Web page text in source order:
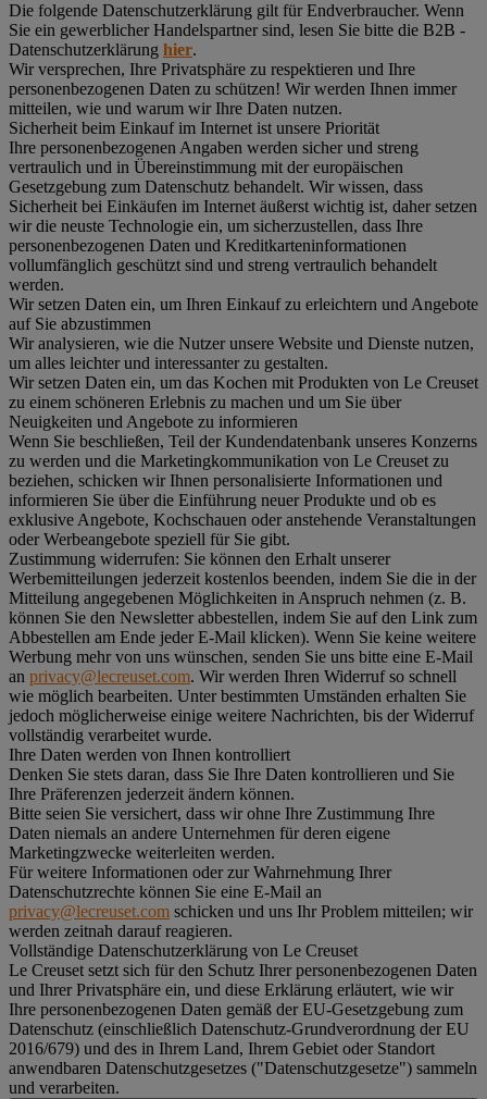
Die folgende Datenschutzerklärung gilt für Endverbraucher. Wenn
Sie ein gewerblicher Handelspartner sind, lesen Sie bitte die B2B -
Datenschutzerklärung hier.
Wir versprechen, Ihre Privatsphäre zu respektieren und Ihre
personenbezogenen Daten zu schützen! Wir werden Ihnen immer
mitteilen, wie und warum wir Ihre Daten nutzen.
Sicherheit beim Einkauf im Internet ist unsere Priorität
Ihre personenbezogenen Angaben werden sicher und streng
vertraulich und in Übereinstimmung mit der europäischen
Gesetzgebung zum Datenschutz behandelt. Wir wissen, dass
Sicherheit bei Einkäufen im Internet äußerst wichtig ist, daher setzen
wir die neuste Technologie ein, um sicherzustellen, dass Ihre
personenbezogenen Daten und Kreditkarteninformationen
vollumfänglich geschützt sind und streng vertraulich behandelt
werden.
Wir setzen Daten ein, um Ihren Einkauf zu erleichtern und Angebote
auf Sie abzustimmen
Wir analysieren, wie die Nutzer unsere Website und Dienste nutzen,
um alles leichter und interessanter zu gestalten.
Wir setzen Daten ein, um das Kochen mit Produkten von Le Creuset
zu einem schöneren Erlebnis zu machen und um Sie über
Neuigkeiten und Angebote zu informieren
Wenn Sie beschließen, Teil der Kundendatenbank unseres Konzerns
zu werden und die Marketingkommunikation von Le Creuset zu
beziehen, schicken wir Ihnen personalisierte Informationen und
informieren Sie über die Einführung neuer Produkte und ob es
exklusive Angebote, Kochschauen oder anstehende Veranstaltungen
oder Werbeangebote speziell für Sie gibt.
Zustimmung widerrufen: Sie können den Erhalt unserer
Werbemitteilungen jederzeit kostenlos beenden, indem Sie die in der
Mitteilung angegebenen Möglichkeiten in Anspruch nehmen (z. B.
können Sie den Newsletter abbestellen, indem Sie auf den Link zum
Abbestellen am Ende jeder E-Mail klicken). Wenn Sie keine weitere
Werbung mehr von uns wünschen, senden Sie uns bitte eine E-Mail
an privacy@lecreuset.com. Wir werden Ihren Widerruf so schnell
wie möglich bearbeiten. Unter bestimmten Umständen erhalten Sie
jedoch möglicherweise einige weitere Nachrichten, bis der Widerruf
vollständig verarbeitet wurde.
Ihre Daten werden von Ihnen kontrolliert
Denken Sie stets daran, dass Sie Ihre Daten kontrollieren und Sie
Ihre Präferenzen jederzeit ändern können.
Bitte seien Sie versichert, dass wir ohne Ihre Zustimmung Ihre
Daten niemals an andere Unternehmen für deren eigene
Marketingzwecke weiterleiten werden.
Für weitere Informationen oder zur Wahrnehmung Ihrer
Datenschutzrechte können Sie eine E-Mail an
privacy@lecreuset.com schicken und uns Ihr Problem mitteilen; wir
werden zeitnah darauf reagieren.
Vollständige Datenschutzerklärung von Le Creuset
Le Creuset setzt sich für den Schutz Ihrer personenbezogenen Daten
und Ihrer Privatsphäre ein, und diese Erklärung erläutert, wie wir
Ihre personenbezogenen Daten gemäß der EU-Gesetzgebung zum
Datenschutz (einschließlich Datenschutz-Grundverordnung der EU
2016/679) und des in Ihrem Land, Ihrem Gebiet oder Standort
anwendbaren Datenschutzgesetzes ("Datenschutzgesetze") sammeln
und verarbeiten.